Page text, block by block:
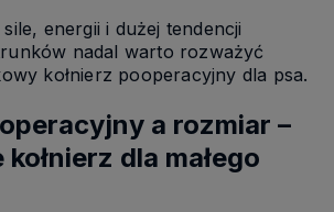
energii i dużej tendencji
nadal warto rozważyć
kołnierz pooperacyjny dla psa.
a rozmiar –
dla małego